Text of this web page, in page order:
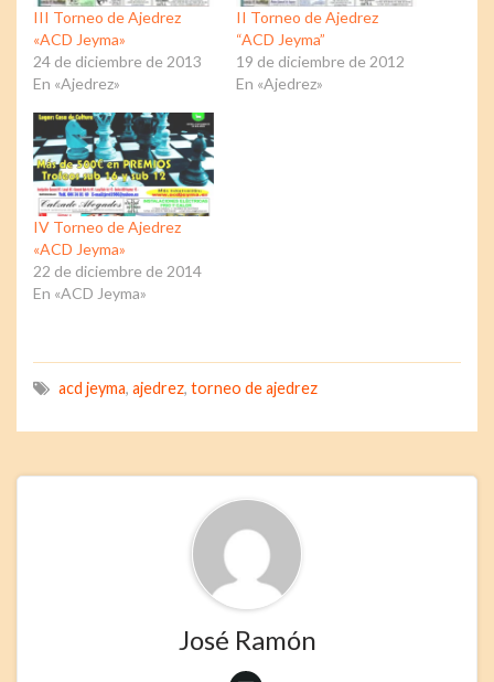
III Torneo de Ajedrez
«ACD Jeyma»
24 de diciembre de 2013
En «Ajedrez»
II Torneo de Ajedrez
“ACD Jeyma”
19 de diciembre de 2012
En «Ajedrez»
IV Torneo de Ajedrez
«ACD Jeyma»
22 de diciembre de 2014
En «ACD Jeyma»
acd jeyma, ajedrez, torneo de ajedrez
José Ramón